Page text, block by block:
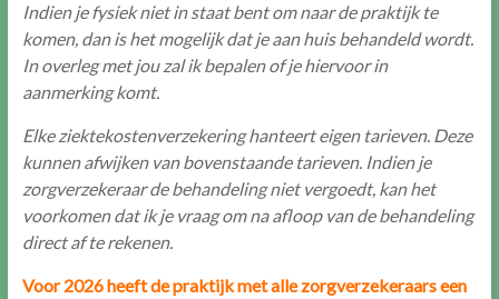
Indien je fysiek niet in staat bent om naar de praktijk te
komen, dan is het mogelijk dat je aan huis behandeld wordt.
In overleg met jou zal ik bepalen of je hiervoor in
aanmerking komt.
Elke ziektekostenverzekering hanteert eigen tarieven. Deze
kunnen afwijken van bovenstaande tarieven. Indien je
zorgverzekeraar de behandeling niet vergoedt, kan het
voorkomen dat ik je vraag om na afloop van de behandeling
direct af te rekenen.
Voor 2026 heeft de praktijk met alle zorgverzekeraars een